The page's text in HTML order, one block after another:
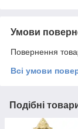
Умови
Повернення
Всі умови
Подібні